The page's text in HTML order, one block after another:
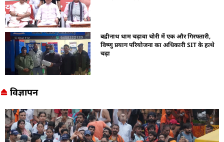
बद्रीनाथ धाम चढ़ावा चोरी में एक और गिरफ्तारी,
विष्णु प्रयाग परियोजना का अधिकारी SIT के हत्थे
चढ़ा
विज्ञापन